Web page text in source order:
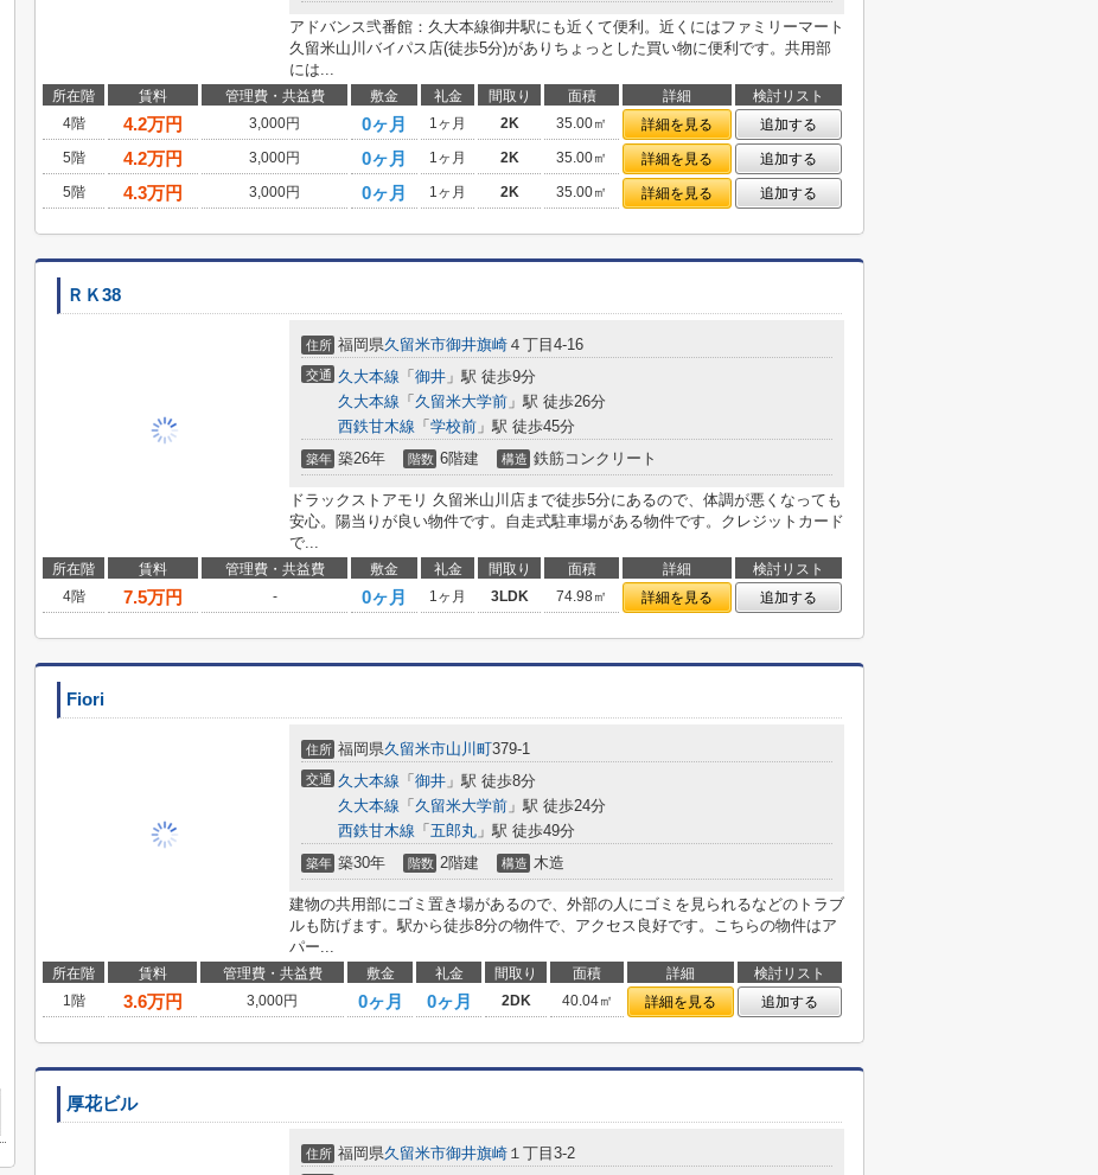
アドバンス弐番館：久大本線御井駅にも近くて便利。近くにはファミリーマート
久留米山川バイパス店(徒歩5分)がありちょっとした買い物に便利です。共用部
には...
所在階 賃料 管理費・共益費 敷金 礼金 間取り 面積 詳細
検討リスト
4階
4.2万円 3,000円 0ヶ月 1ヶ月 2K 35.00㎡ 詳細を見る
追加する
5階
4.2万円 3,000円 0ヶ月 1ヶ月 2K 35.00㎡ 詳細を見る
追加する
5階
4.3万円 3,000円 0ヶ月 1ヶ月 2K 35.00㎡ 詳細を見る 追加する
ＲＫ38
住所 福岡県久留米市御井旗崎 ４丁目4-16
交通 久大本線 「 御井 」駅 徒歩9分
久大本線 「 久留米大学前 」駅 徒歩26分
西鉄甘木線 「 学校前 」駅 徒歩45分
築年 築26年 階数 6階建 構造 鉄筋コンクリート
ドラックストアモリ 久留米山川店まで徒歩5分にあるので、体調が悪くなっても
安心。陽当りが良い物件です。自走式駐車場がある物件です。クレジットカード
で...
所在階 賃料 管理費・共益費 敷金 礼金 間取り 面積 詳細
検討リスト
4階
7.5万円 - 0ヶ月 1ヶ月 3LDK 74.98㎡ 詳細を見る 追加する
Fiori
住所 福岡県久留米市山川町379-1
交通 久大本線 「 御井 」駅 徒歩8分
久大本線 「 久留米大学前 」駅 徒歩24分
西鉄甘木線 「 五郎丸 」駅 徒歩49分
築年 築30年 階数 2階建 構造 木造
建物の共用部にゴミ置き場があるので、外部の人にゴミを見られるなどのトラブ
ルも防げます。駅から徒歩8分の物件で、アクセス良好です。こちらの物件はア
パー...
所在階 賃料 管理費・共益費 敷金 礼金 間取り 面積 詳細
検討リスト
1階
3.6万円 3,000円 0ヶ月 0ヶ月 2DK 40.04㎡ 詳細を見る 追加する
厚花ビル
住所 福岡県久留米市御井旗崎 １丁目3-2